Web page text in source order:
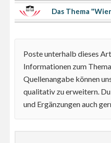
Das Thema
Poste unterhalb dieses
Informationen zum
Quellenangabe können
qualitativ zu erweitern.
und Ergänzungen auch